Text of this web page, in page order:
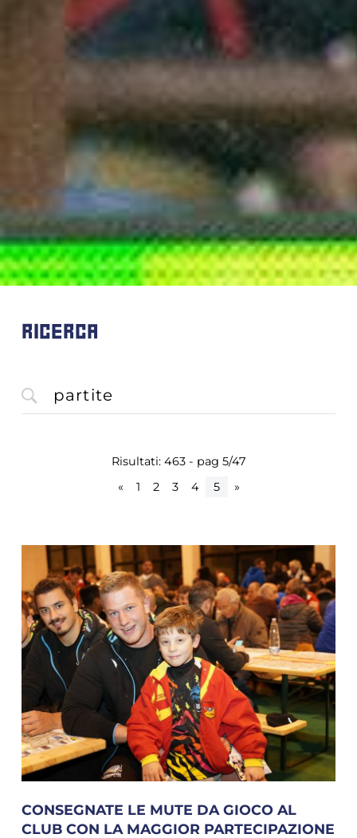
RICERCA
Risultati: 463 - pag 5/47
«
1 2 3 4 5 »
CONSEGNATE LE MUTE DA GIOCO AL
CLUB CON LA MAGGIOR PARTECIPAZIONE